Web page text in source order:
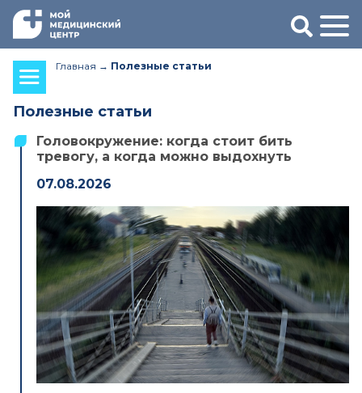
Главная Полезные статьи
Полезные статьи
Головокружение: когда стоит бить
тревогу, а когда можно выдохнуть
07.08.2026